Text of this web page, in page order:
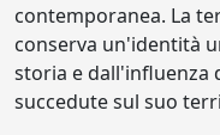
contemporanea. La
conserva un'identità
storia e dall'influenza
succedute sul suo